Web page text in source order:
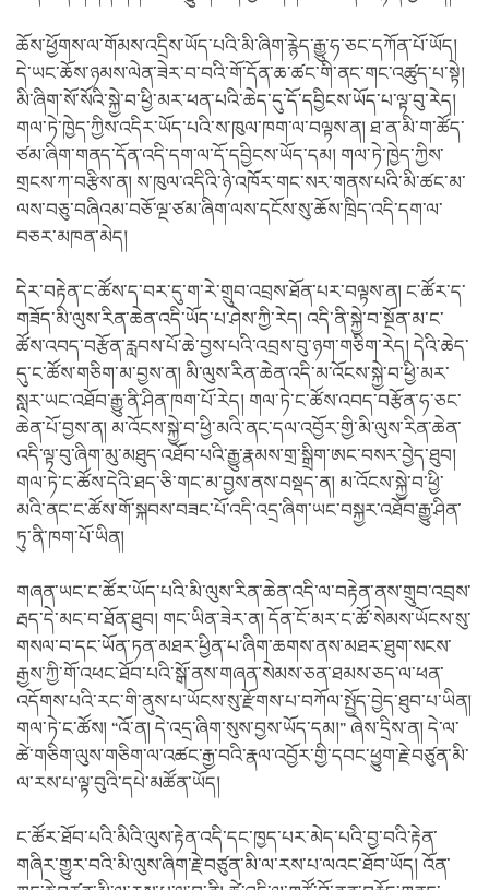
ཆོས་ཕྱོགས་ལ་གོམས་འདྲིས་ཡོད་པའི་མི་ཞིག་རྙེད་རྒྱུ་ཧ་ཅང་དཀོན་པོ་ཡོད།
དེ་ཡང་ཆོས་ཉམས་ལེན་ཟེར་བ་བའི་གོ་དོན་ཆ་ཚང་གི་ནང་གང་འཚུད་པ་སྟེ།
མི་ཞིག་སོ་སོའི་སྐྱེ་བ་ཕྱི་མར་ཕན་པའི་ཆེད་དུ་དོ་དབྱིངས་ཡོད་པ་ལྟ་བུ་རེད།
གལ་ཏེ་ཁྱེད་ཀྱིས་འདིར་ཡོད་པའི་ས་ཁུལ་ཁག་ལ་བལྟས་ན། ཐ་ན་མི་ག་ཚོད་
ཙམ་ཞིག་གནད་དོན་འདི་དག་ལ་དོ་དབྱིངས་ཡོད་དམ། གལ་ཏེ་ཁྱེད་ཀྱིས་
གྲངས་ཀ་བརྩིས་ན། ས་ཁུལ་འདིའི་ཉེ་འཁོར་གང་སར་གནས་པའི་མི་ཚང་མ་
ལས་བཅུ་བཞིའམ་བཅོ་ལྔ་ཙམ་ཞིག་ལས་དངོས་སུ་ཆོས་ཁྲིད་འདི་དག་ལ་
བཅར་མཁན་མེད།
དེར་བརྟེན་ང་ཚོས་ད་བར་དུ་ག་རེ་གྲུབ་འབྲས་ཐོན་པར་བལྟས་ན། ང་ཚོར་ད་
གཟོད་མི་ལུས་རིན་ཆེན་འདི་ཡོད་པ་ཤེས་ཀྱི་རེད། འདི་ནི་སྐྱེ་བ་སྔོན་མ་ང་
ཚོས་འབད་བརྩོན་རླབས་པོ་ཆེ་བྱས་པའི་འབྲས་བུ་ཉག་གཅིག་རེད། དེའི་ཆེད་
དུ་ང་ཚོས་གཅིག་མ་བྱས་ན། མི་ལུས་རིན་ཆེན་འདི་མ་འོངས་སྐྱེ་བ་ཕྱི་མར་
སླར་ཡང་འཐོབ་རྒྱུ་ནི་ཤིན་ཁག་པོ་རེད། གལ་ཏེ་ང་ཚོས་འབད་བརྩོན་ཧ་ཅང་
ཆེན་པོ་བྱས་ན། མ་འོངས་སྐྱེ་བ་ཕྱི་མའི་ནང་དལ་འབྱོར་གྱི་མི་ལུས་རིན་ཆེན་
འདི་ལྟ་བུ་ཞིག་མུ་མཐུད་འཐོབ་པའི་རྒྱུ་རྣམས་གྲ་སྒྲིག་ཨང་བསར་བྱེད་ཐུབ།
གལ་ཏེ་ང་ཚོས་དེའི་ཐད་ཅི་གང་མ་བྱས་ནས་བསྡད་ན། མ་འོངས་སྐྱེ་བ་ཕྱི་
མའི་ནང་ང་ཚོས་གོ་སྐབས་བཟང་པོ་འདི་འདྲ་ཞིག་ཡང་བསྐྱར་འཐོབ་རྒྱུ་ཤིན་
ཏུ་ནི་ཁག་པོ་ཡིན།
གཞན་ཡང་ང་ཚོར་ཡོད་པའི་མི་ལུས་རིན་ཆེན་འདི་ལ་བརྟེན་ནས་གྲུབ་འབྲས་
རྦད་དེ་མང་བ་ཐོན་ཐུབ། གང་ཡིན་ཟེར་ན། དོན་ངོ་མར་ང་ཚོ་སེམས་ཡོངས་སུ་
གསལ་བ་དང་ཡོན་ཏན་མཐར་ཕྱིན་པ་ཞིག་ཆགས་ནས་མཐར་ཐུག་སངས་
རྒྱས་ཀྱི་གོ་འཕང་ཐོབ་པའི་སྒོ་ནས་གཞན་སེམས་ཅན་ཐམས་ཅད་ལ་ཕན་
འདོགས་པའི་རང་གི་ནུས་པ་ཡོངས་སུ་རྫོགས་པ་བཀོལ་སྤྱོད་བྱེད་ཐུབ་པ་ཡིན།
གལ་ཏེ་ང་ཚོས། “འོ་ན། དེ་འདྲ་ཞིག་སུས་བྱས་ཡོད་དམ།” ཞེས་དྲིས་ན། དེ་ལ་
ཚེ་གཅིག་ལུས་གཅིག་ལ་འཚང་རྒྱ་བའི་རྣལ་འབྱོར་གྱི་དབང་ཕྱུག་རྗེ་བཙུན་མི་
ལ་རས་པ་ལྟ་བུའི་དཔེ་མཚོན་ཡོད།
ང་ཚོར་ཐོབ་པའི་མིའི་ལུས་རྟེན་འདི་དང་ཁྱད་པར་མེད་པའི་བྱ་བའི་རྟེན་
གཞིར་གྱུར་བའི་མི་ལུས་ཞིག་རྗེ་བཙུན་མི་ལ་རས་པ་ལའང་ཐོབ་ཡོད། འོན་